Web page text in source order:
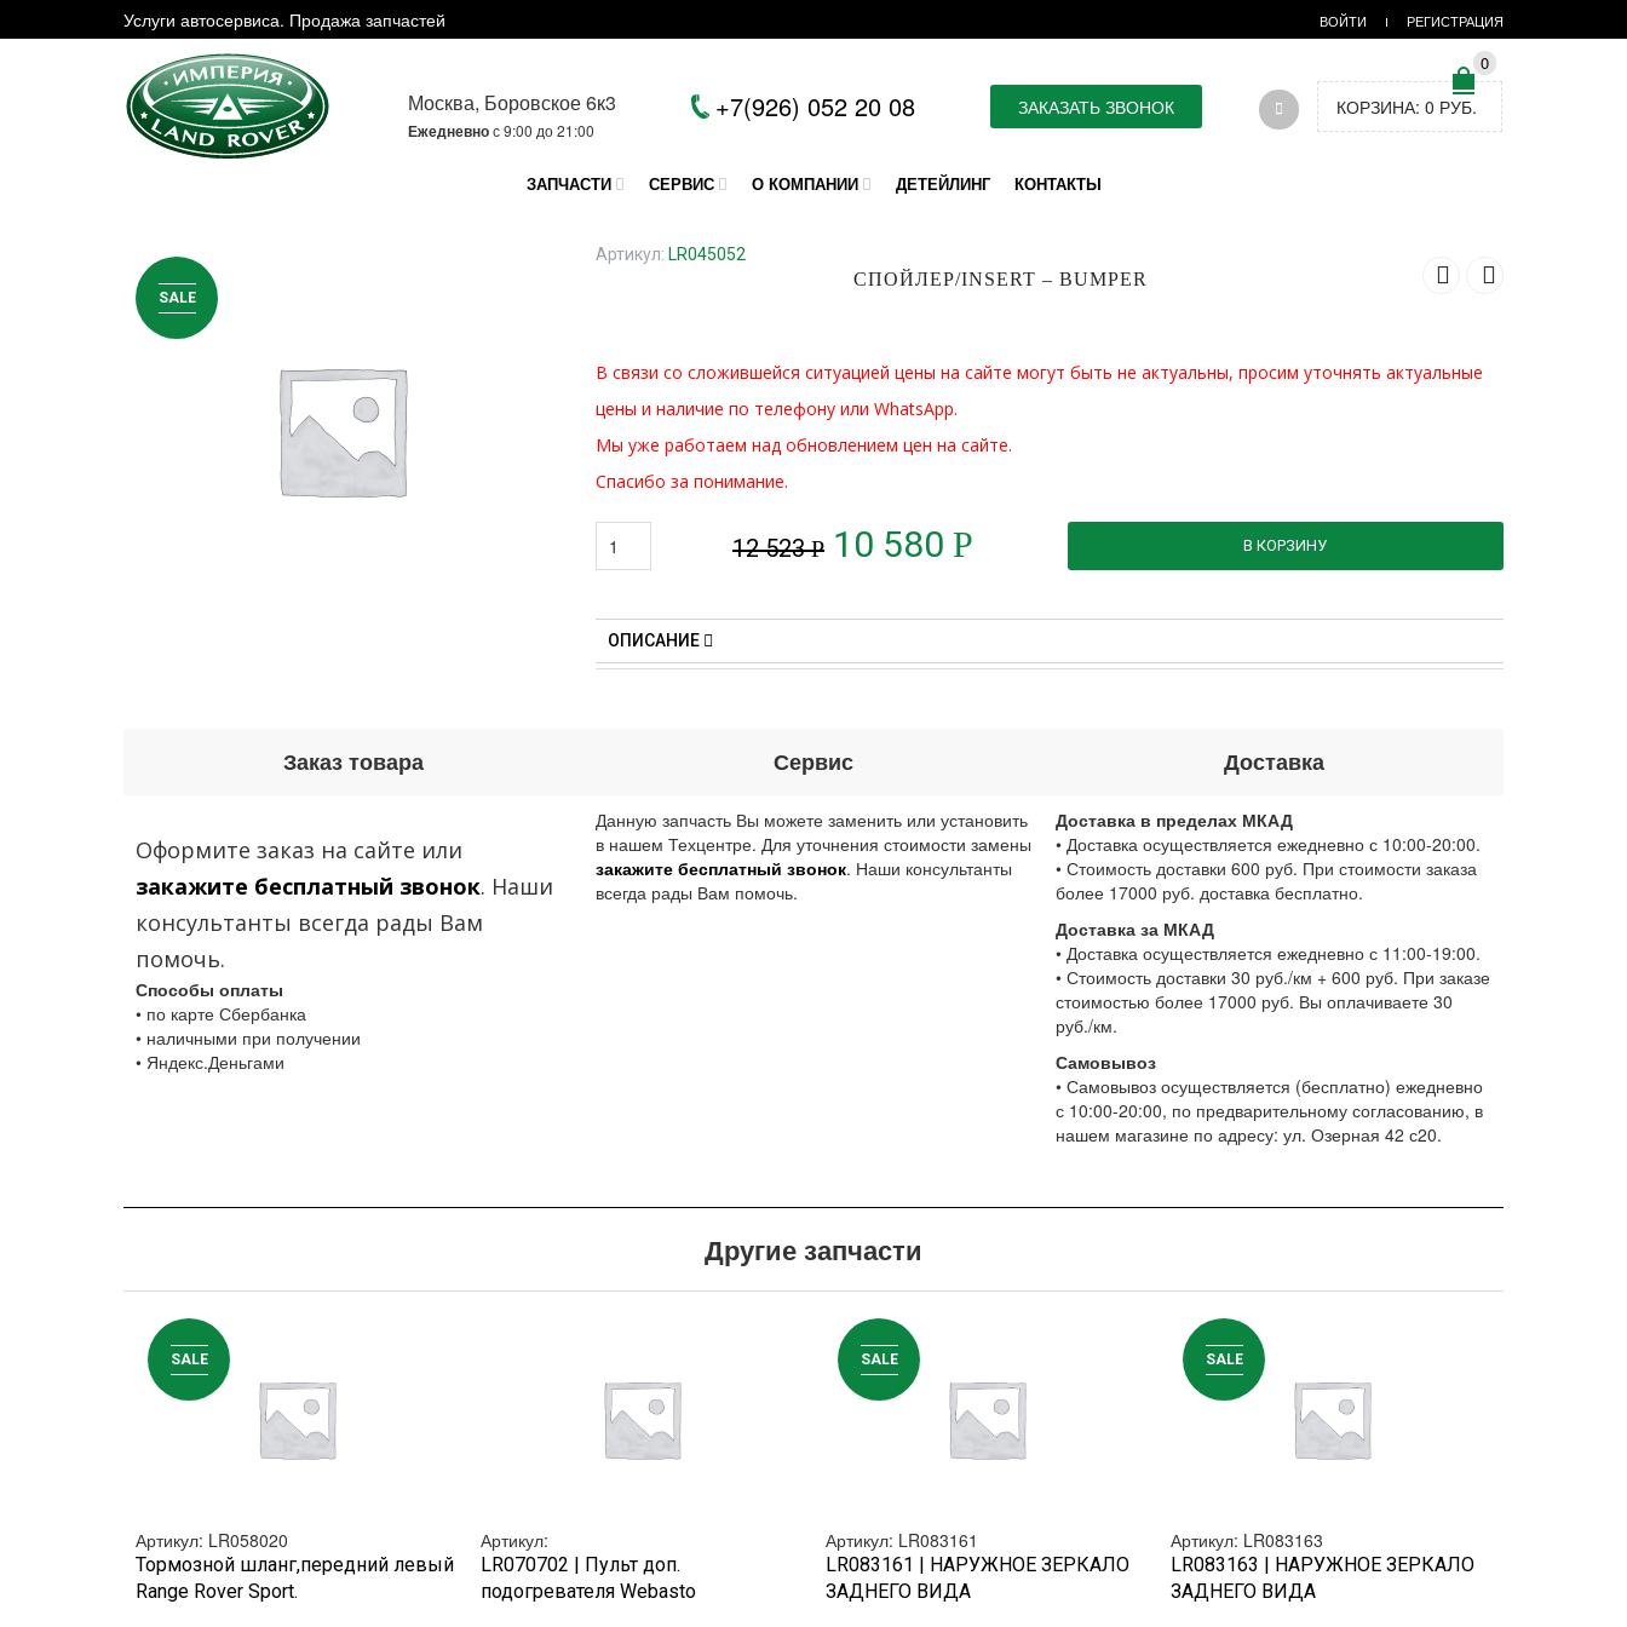
Услуги автосервиса. Продажа запчастей ВОЙТИ РЕГИСТРАЦИЯ
Москва, Боровское 6к3
Ежедневнос 9:00 до 21:00
+7(926) 052 20 08 ЗАКАЗАТЬ ЗВОНОК
0
КОРЗИНА: 0 РУБ.
ЗАПЧАСТИ СЕРВИС О КОМПАНИИ ДЕТЕЙЛИНГ КОНТАКТЫ
SALE
СПОЙЛЕР/INSERT – BUMPER
В связи со сложившейся ситуацией цены на сайте могут быть не актуальны, просим уточнять актуальные
цены и наличие по телефону или WhatsApp.
Мы уже работаем над обновлением цен на сайте.
Спасибо за понимание.
12 523Р 10 580 Р В КОРЗИНУ
ОПИСАНИЕ
Артикул: LR045052
Заказ товара
Оформите заказ на сайте или
закажите бесплатный звонок. Наши
консультанты всегда рады Вам
помочь.
Способы оплаты
• по карте Сбербанка
• наличными при получении
• Яндекс.Деньгами
Сервис
Данную запчасть Вы можете заменить или установить
в нашем Техцентре. Для уточнения стоимости замены
закажите бесплатный звонок. Наши консультанты
всегда рады Вам помочь.
Доставка
Доставка в пределах МКАД
• Доставка осуществляется ежедневно с 10:00-20:00.
• Стоимость доставки 600 руб. При стоимости заказа
более 17000 руб. доставка бесплатно.
Доставка за МКАД
• Доставка осуществляется ежедневно с 11:00-19:00.
• Стоимость доставки 30 руб./км + 600 руб. При заказе
стоимостью более 17000 руб. Вы оплачиваете 30
руб./км.
Самовывоз
• Самовывоз осуществляется (бесплатно) ежедневно
с 10:00-20:00, по предварительному согласованию, в
нашем магазине по адресу: ул. Озерная 42 с20.
Другие запчасти
SALE
БЫСТРЫЙ ПРОСМОТР
Артикул: LR058020
Тормозной шланг,передний левый
Range Rover Sport.
Артикул:
LR070702 | Пульт доп.
подогревателя Webasto
SALE
БЫСТРЫЙ ПРОСМОТР
Артикул: LR083161
LR083161 | НАРУЖНОЕ ЗЕРКАЛО
ЗАДНЕГО ВИДА
SALE
БЫСТРЫЙ ПРОСМОТР
Артикул: LR083163
LR083163 | НАРУЖНОЕ ЗЕРКАЛО
ЗАДНЕГО ВИДА